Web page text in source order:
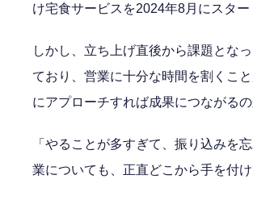
け宅食サービスを2024年8月にスター
しかし、立ち上げ直後から課題とな
ており、営業に十分な時間を割くこ
にアプローチすれば成果につながる
「やることが多すぎて、振り込みを
業についても、正直どこから手を付